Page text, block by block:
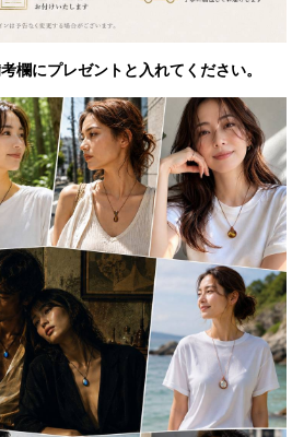
欄にプレゼントと入れてください。